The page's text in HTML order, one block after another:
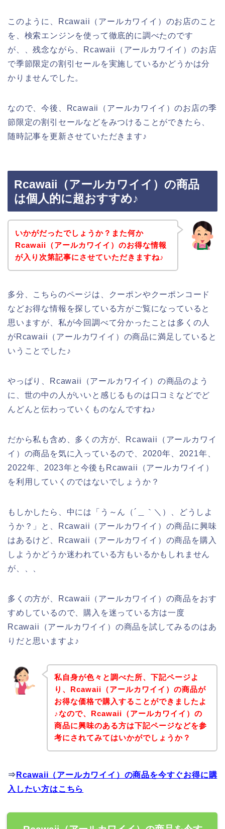
このように、Rcawaii（アールカワイイ）のお店のこと
を、検索エンジンを使って徹底的に調べたのです
が、、残念ながら、Rcawaii（アールカワイイ）のお店
で季節限定の割引セールを実施しているかどうかは分
かりませんでした。
なので、今後、Rcawaii（アールカワイイ）のお店の季
節限定の割引セールなどをみつけることができたら、
随時記事を更新させていただきます♪
Rcawaii（アールカワイイ）の商品
は個人的に超おすすめ♪
いかがだったでしょうか？また何か
Rcawaii（アールカワイイ）のお得な情報
が入り次第記事にさせていただきますね♪
多分、こちらのページは、クーポンやクーポンコード
などお得な情報を探している方がご覧になっていると
思いますが、私が今回調べて分かったことは多くの人
がRcawaii（アールカワイイ）の商品に満足していると
いうことでした♪
やっぱり、Rcawaii（アールカワイイ）の商品のよう
に、世の中の人がいいと感じるものは口コミなどでど
んどんと伝わっていくものなんですね♪
だから私も含め、多くの方が、Rcawaii（アールカワイ
イ）の商品を気に入っているので、2020年、2021年、
2022年、2023年と今後もRcawaii（アールカワイイ）
を利用していくのではないでしょうか？
もしかしたら、中には「う～ん（´＿｀＼）、どうしよ
うか？」と、Rcawaii（アールカワイイ）の商品に興味
はあるけど、Rcawaii（アールカワイイ）の商品を購入
しようかどうか迷われている方もいるかもしれません
が、、、
多くの方が、Rcawaii（アールカワイイ）の商品をおす
すめしているので、購入を迷っている方は一度
Rcawaii（アールカワイイ）の商品を試してみるのはあ
りだと思いますよ♪
私自身が色々と調べた所、下記ページよ
り、Rcawaii（アールカワイイ）の商品が
お得な価格で購入することができましたよ
♪なので、Rcawaii（アールカワイイ）の
商品に興味のある方は下記ページなどを参
考にされてみてはいかがでしょうか？
⇒ Rcawaii（アールカワイイ）の商品を今すぐお得に購
入したい方はこちら